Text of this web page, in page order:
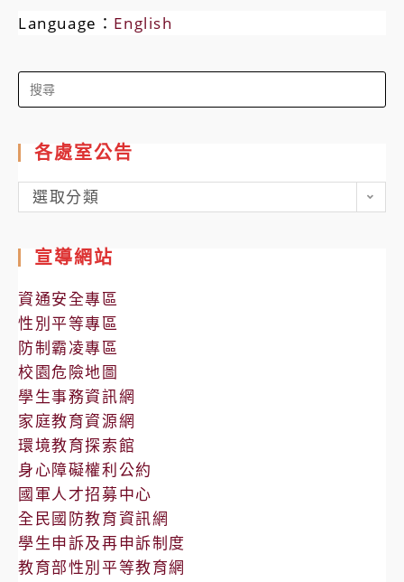
Language： English
Search
for:
各處室公告
各
處
公
告
選取分類
宣導網站
資通安全專區
性別平等專區
防制霸凌專區
校園危險地圖
學生事務資訊網
家庭教育資源網
環境教育探索館
身心障礙權利公約
國軍人才招募中心
全民國防教育資訊網
學生申訴及再申訴制度
教育部性別平等教育網